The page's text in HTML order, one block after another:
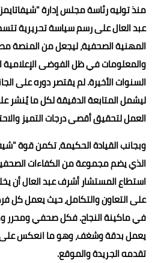
منذ توليه رئاسة مجلس إدارة
عبد العال على رسم سياسة تحريرية تتسم
المهنية الصحفية، ليجعل من المنصة
والمعلومات في ظل الفوضى
السنوات الأخيرة. لم يقتصر دوره على
ليشمل المتابعة الدقيقة لكل ما يُنشر
العمل لتحقيق أقصى درجات التميز
وبجانب القيادة الحكيمة، تكمن قوة
الذي يضم مجموعة من الكفاءات
استطاع المستشار أشرف عبد العال أن
على التعاون والتكامل، حيث يعمل
في ماكينة النجاح. فكل صحفي
يعمل بدقة وشغف، وهو ما انعكس
تقدمه الجريدة والموقع.